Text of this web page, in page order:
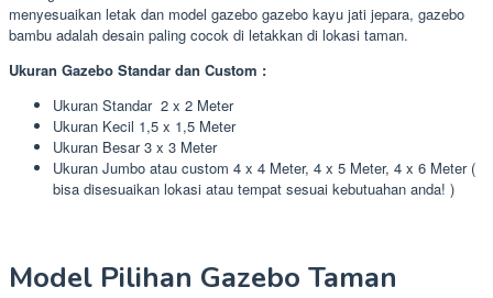
menyesuaikan letak dan model gazebo gazebo kayu jati jepara, gazebo
bambu adalah desain paling cocok di letakkan di lokasi taman.
Ukuran Gazebo Standar dan Custom :
Ukuran Standar 2 x 2 Meter
Ukuran Kecil 1,5 x 1,5 Meter
Ukuran Besar 3 x 3 Meter
Ukuran Jumbo atau custom 4 x 4 Meter, 4 x 5 Meter, 4 x 6 Meter (
bisa disesuaikan lokasi atau tempat sesuai kebutuahan anda! )
Model Pilihan Gazebo Taman